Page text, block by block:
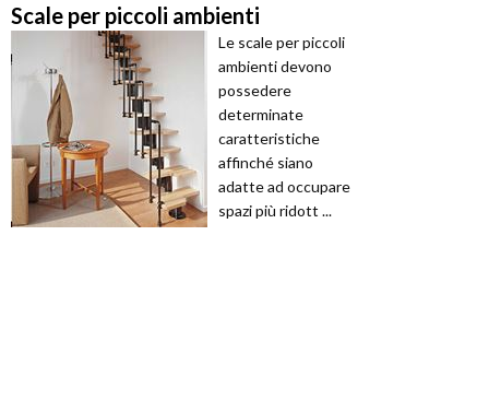
Scale per piccoli ambienti
Le scale per piccoli
ambienti devono
possedere
determinate
caratteristiche
affinché siano
adatte ad occupare
spazi più ridott ...